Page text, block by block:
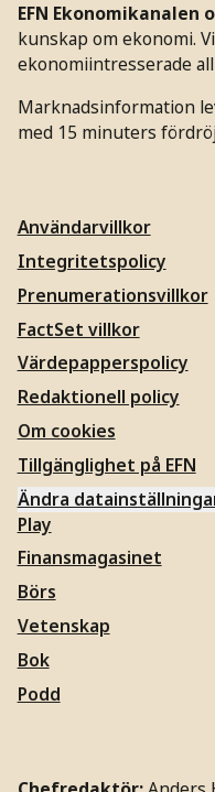
EFN Ekonomikanalen
kunskap om ekonomi.
ekonomiintresserade
Marknadsinformation
med 15 minuters
Användarvillkor
Integritetspolicy
Prenumerationsvillkor
FactSet villkor
Värdepapperspolicy
Redaktionell policy
Om cookies
Tillgänglighet på EFN
Ändra
Play
Finansmagasinet
Börs
Vetenskap
Bok
Podd